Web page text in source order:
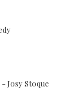
Josy Stoque